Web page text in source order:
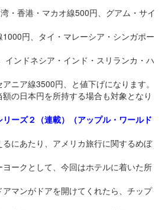
・香港・マカオ線500円、グアム・サイ
円、タイ・マレーシア・シンガポー
インドネシア・インド・スリランカ・ハ
ニア線3500円、と値下げになります。
の日本円を所持する場合も対象となり
ーズ２（連載）（アップル・ワールド
にあたり、アメリカ旅行に関するめぼ
ークとして、今回はホテルに着いた所
マンがドアを開けてくれたら、チップ